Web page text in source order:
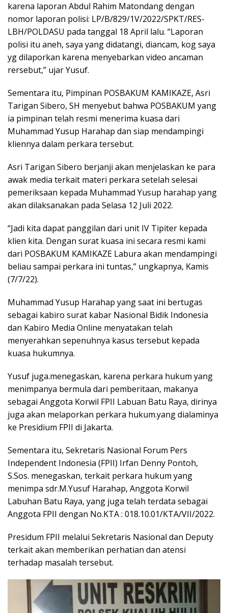
karena laporan Abdul Rahim Matondang dengan
nomor laporan polisi: LP/B/829/1V/2022/SPKT/RES-
LBH/POLDASU pada tanggal 18 April lalu. “Laporan
polisi itu aneh, saya yang didatangi, diancam, kog saya
yg dilaporkan karena menyebarkan video ancaman
rersebut,” ujar Yusuf.
Sementara itu, Pimpinan POSBAKUM KAMIKAZE, Asri
Tarigan Sibero, SH menyebut bahwa POSBAKUM yang
ia pimpinan telah resmi menerima kuasa dari
Muhammad Yusup Harahap dan siap mendampingi
kliennya dalam perkara tersebut.
Asri Tarigan Sibero berjanji akan menjelaskan ke para
awak media terkait materi perkara setelah selesai
pemeriksaan kepada Muhammad Yusup harahap yang
akan dilaksanakan pada Selasa 12 Juli 2022.
“Jadi kita dapat panggilan dari unit IV Tipiter kepada
klien kita. Dengan surat kuasa ini secara resmi kami
dari POSBAKUM KAMIKAZE Labura akan mendampingi
beliau sampai perkara ini tuntas,” ungkapnya, Kamis
(7/7/22).
Muhammad Yusup Harahap yang saat ini bertugas
sebagai kabiro surat kabar Nasional Bidik Indonesia
dan Kabiro Media Online menyatakan telah
menyerahkan sepenuhnya kasus tersebut kepada
kuasa hukumnya.
Yusuf juga.menegaskan, karena perkara hukum yang
menimpanya bermula dari pemberitaan, makanya
sebagai Anggota Korwil FPII Labuan Batu Raya, dirinya
juga akan melaporkan perkara hukum.yang dialaminya
ke Presidium FPII di Jakarta.
Sementara itu, Sekretaris Nasional Forum Pers
Independent Indonesia (FPII) Irfan Denny Pontoh,
S.Sos. menegaskan, terkait perkara hukum yang
menimpa sdr.M.Yusuf Harahap, Anggota Korwil
Labuhan Batu Raya, yang juga telah terdata sebagai
Anggota FPII dengan No.KTA : 018.10.01/KTA/VII/2022.
Presidum FPII melalui Sekretaris Nasional dan Deputy
terkait akan memberikan perhatian dan atensi
terhadap masalah tersebut.